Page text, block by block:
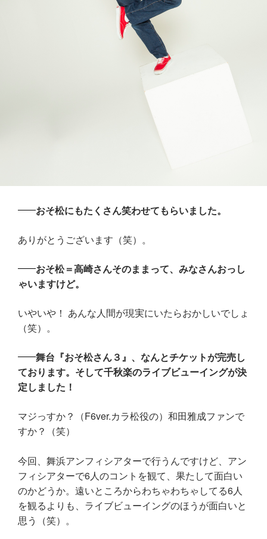
おそ松にもたくさん笑わせてもらいました。
ありがとうございます（笑）。
おそ松＝高崎さんそのままって、みなさんおっし
ゃいますけど。
いやいや！ あんな人間が現実にいたらおかしいでしょ
（笑）。
舞台『おそ松さん３』、なんとチケットが完売し
ております。そして千秋楽のライブビューイングが決
定しました！
マジっすか？（F6ver.カラ松役の）和田雅成ファンで
すか？（笑）
今回、舞浜アンフィシアターで行うんですけど、アン
フィシアターで6人のコントを観て、果たして面白い
のかどうか。遠いところからわちゃわちゃしてる6人
を観るよりも、ライブビューイングのほうが面白いと
思う（笑）。